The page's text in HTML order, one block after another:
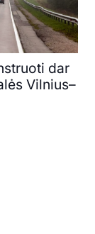
dar
Vilnius–